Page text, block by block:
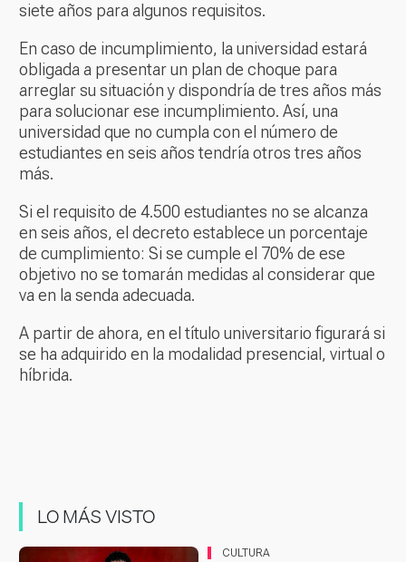
siete años para algunos requisitos.
En caso de incumplimiento, la universidad estará
obligada a presentar un plan de choque para
arreglar su situación y dispondría de tres años más
para solucionar ese incumplimiento. Así, una
universidad que no cumpla con el número de
estudiantes en seis años tendría otros tres años
más.
Si el requisito de 4.500 estudiantes no se alcanza
en seis años, el decreto establece un porcentaje
de cumplimiento: Si se cumple el 70% de ese
objetivo no se tomarán medidas al considerar que
va en la senda adecuada.
A partir de ahora, en el título universitario figurará si
se ha adquirido en la modalidad presencial, virtual o
híbrida.
LO MÁS VISTO
CULTURA